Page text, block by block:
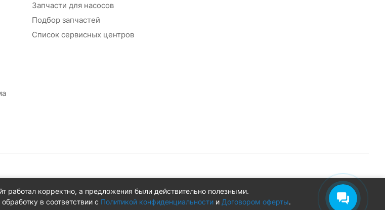
Запчасти для насосов
Подбор запчастей
Список сервисных центров
работал корректно, а предложения были действительно полезными.
в соответствии с Политикой конфиденциальностии Договором оферты.
Конфиденциальность Оферта